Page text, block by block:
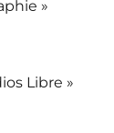
»
Libre »